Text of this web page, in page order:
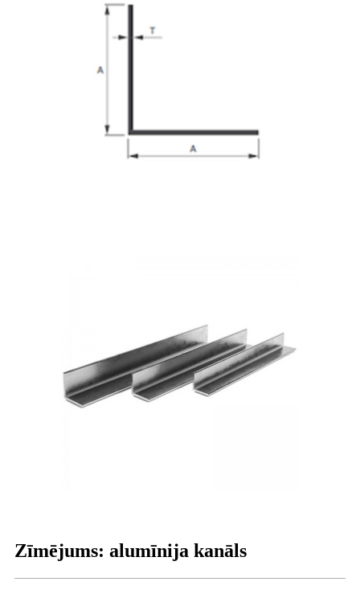
Zīmējums: alumīnija kanāls